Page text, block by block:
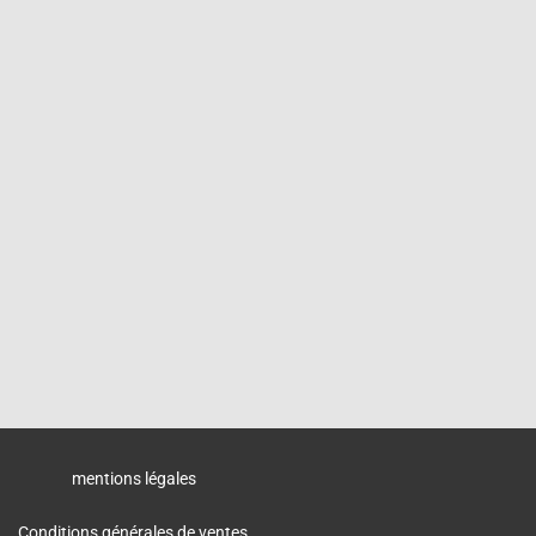
mentions légales